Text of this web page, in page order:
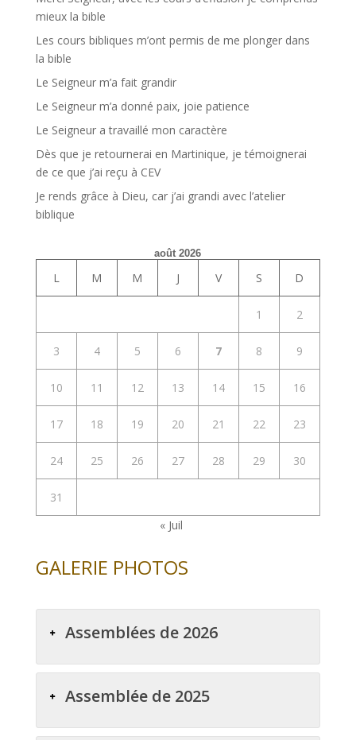
mieux la bible
Les cours bibliques m’ont permis de me plonger dans
la bible
Le Seigneur m’a fait grandir
Le Seigneur m’a donné paix, joie patience
Le Seigneur a travaillé mon caractère
Dès que je retournerai en Martinique, je témoignerai
de ce que j’ai reçu à CEV
Je rends grâce à Dieu, car j’ai grandi avec l’atelier
biblique
août 2026
L M M J V S D
1 2
3 4 5 6 7 8 9
10 11 12 13 14 15 16
17 18 19 20 21 22 23
24 25 26 27 28 29 30
31
« Juil
GALERIE PHOTOS
Assemblées de 2026
Assemblée de 2025